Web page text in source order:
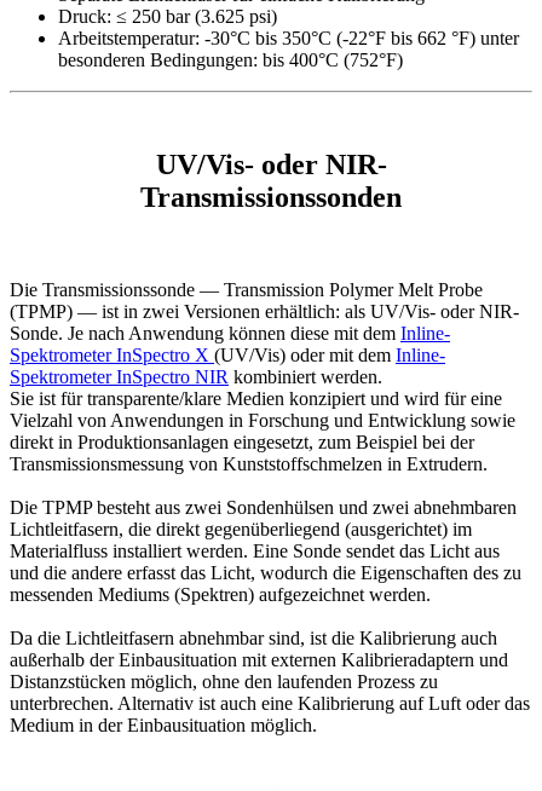
Druck: ≤ 250 bar (3.625 psi)
Arbeitstemperatur: -30°C bis 350°C (-22°F bis 662 °F) unter
besonderen Bedingungen: bis 400°C (752°F)
UV/Vis- oder NIR-
Transmissionssonden
Die Transmissionssonde — Transmission Polymer Melt Probe
(TPMP) — ist in zwei Versionen erhältlich: als UV/Vis- oder NIR-
Sonde. Je nach Anwendung können diese mit dem Inline-
Spektrometer InSpectro X (UV/Vis) oder mit dem Inline-
Spektrometer InSpectro NIR kombiniert werden.
Sie ist für transparente/klare Medien konzipiert und wird für eine
Vielzahl von Anwendungen in Forschung und Entwicklung sowie
direkt in Produktionsanlagen eingesetzt, zum Beispiel bei der
Transmissionsmessung von Kunststoffschmelzen in Extrudern.
Die TPMP besteht aus zwei Sondenhülsen und zwei abnehmbaren
Lichtleitfasern, die direkt gegenüberliegend (ausgerichtet) im
Materialfluss installiert werden. Eine Sonde sendet das Licht aus
und die andere erfasst das Licht, wodurch die Eigenschaften des zu
messenden Mediums (Spektren) aufgezeichnet werden.
Da die Lichtleitfasern abnehmbar sind, ist die Kalibrierung auch
außerhalb der Einbausituation mit externen Kalibrieradaptern und
Distanzstücken möglich, ohne den laufenden Prozess zu
unterbrechen. Alternativ ist auch eine Kalibrierung auf Luft oder das
Medium in der Einbausituation möglich.